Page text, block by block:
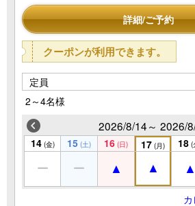
詳細/ご予約
クーポンが利用できます。
定員
2～4名様
2026/8/14～ 2026/
14 (金) 15 (土) 16 (日) 17 (月) 18 (